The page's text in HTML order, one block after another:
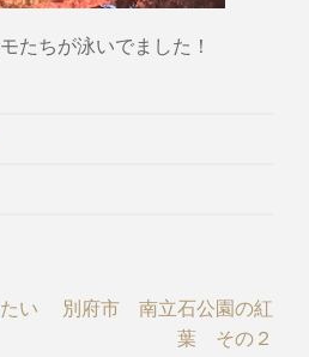
たちが泳いでました！
い
別府市 南立石公園の紅
葉 その２